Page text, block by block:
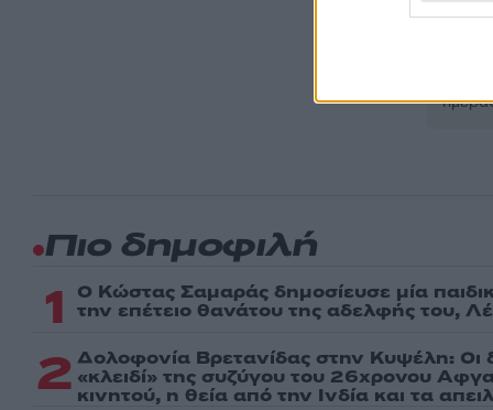
Πιο δημοφιλή
1 Ο Κώστας Σαμαράς δημοσίευσε μία
την επέτειο θανάτου της αδελφής του,
2 Δολοφονία Βρετανίδας στην Κυψέλη: Οι
«κλειδί» της συζύγου του 26χρονου
κινητού, η θεία από την Ινδία και τα